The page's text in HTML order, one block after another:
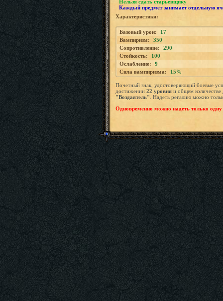
Нельзя сдать старьевщику
Каждый предмет занимает отдельную
Характеристики:
Базовый урон:
17
Вампиризм:
350
Сопротивление:
290
Стойкость:
100
Ослабление:
9
Сила вампиризма:
15%
Почетный знак, удостоверяющий боевые
достижении 22 уровняи общем количестве
"Воздаятель" . Надеть регалию можно
Одновременно можно надеть только одну